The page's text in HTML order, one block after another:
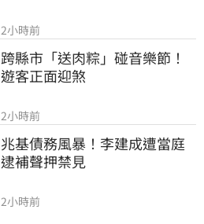
2小時前
跨縣市「送肉粽」碰音樂節！
遊客正面迎煞
2小時前
兆基債務風暴！李建成遭當庭
逮補聲押禁見
2小時前